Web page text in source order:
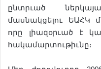
ընտրւած
մասնակցելու ԵԱՀԿ
որը լիազօրւած է
հակամարտութիւնը։